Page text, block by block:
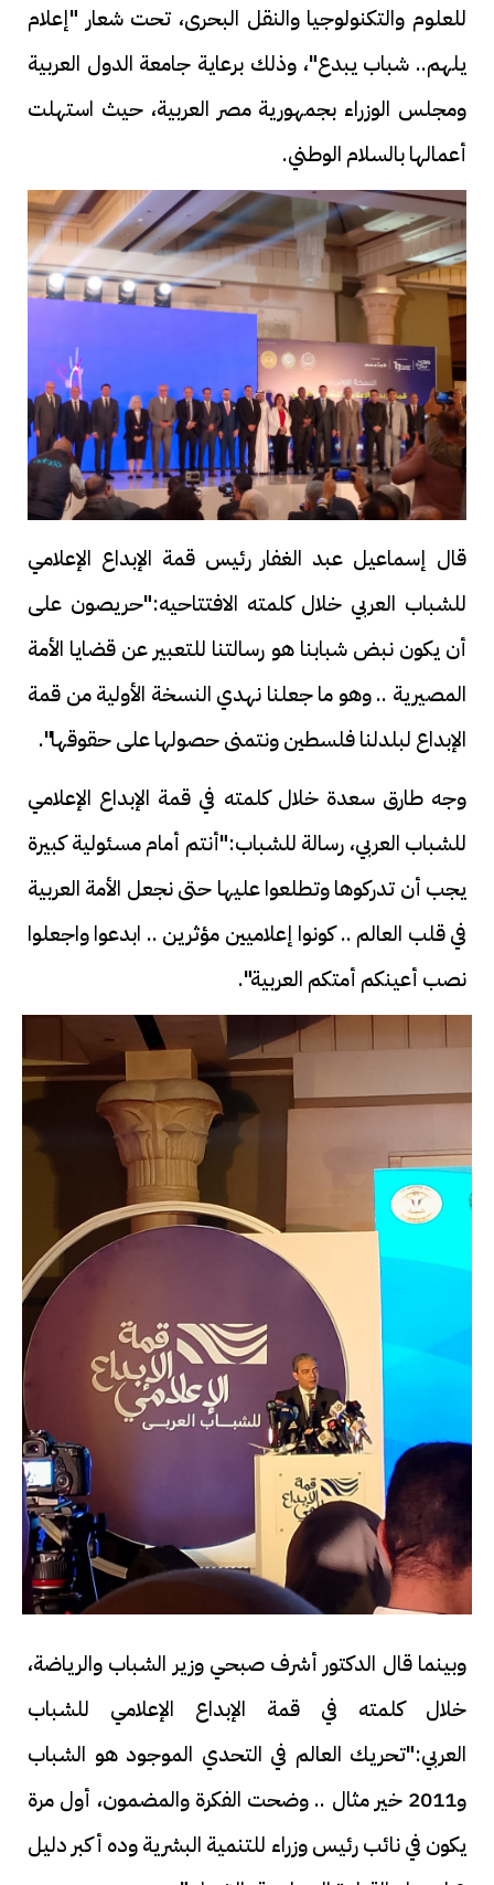
للعلوم والتكنولوجيا والنقل البحرى، تحت شعار "إعلام
يلهم.. شباب يبدع"، وذلك برعاية جامعة الدول العربية
ومجلس الوزراء بجمهورية مصر العربية، حيث استهلت
أعمالها بالسلام الوطني.
قال إسماعيل عبد الغفار رئيس قمة الإبداع الإعلامي
للشباب العربي خلال كلمته الافتتاحيه:"حريصون على
أن يكون نبض شبابنا هو رسالتنا للتعبير عن قضايا الأمة
المصيرية .. وهو ما جعلنا نهدي النسخة الأولية من قمة
الإبداع لبلدلنا فلسطين ونتمنى حصولها على حقوقها".
وجه طارق سعدة خلال كلمته في قمة الإبداع الإعلامي
للشباب العربي، رسالة للشباب:"أنتم أمام مسئولية كبيرة
يجب أن تدركوها وتطلعوا عليها حتى نجعل الأمة العربية
في قلب العالم .. كونوا إعلاميين مؤثرين .. ابدعوا واجعلوا
نصب أعينكم أمتكم العربية".
وبينما قال الدكتور أشرف صبحي وزير الشباب والرياضة،
خلال كلمته في قمة الإبداع الإعلامي للشباب
العربي:"تحريك العالم في التحدي الموجود هو الشباب
و2011 خير مثال .. وضحت الفكرة والمضمون، أول مرة
يكون في نائب رئيس وزراء للتنمية البشرية وده أكبر دليل